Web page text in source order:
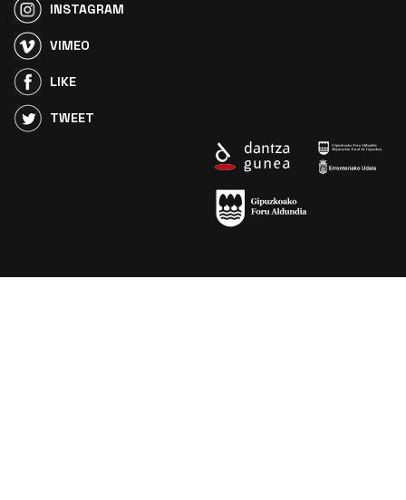
INSTAGRAM
VIMEO
LIKE
TWEET